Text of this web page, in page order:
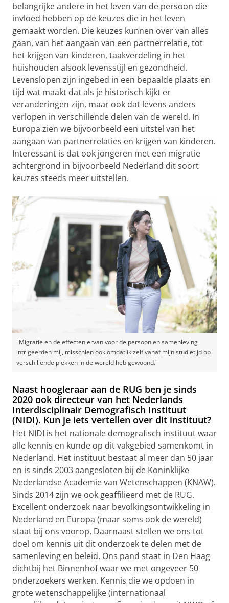
belangrijke andere in het leven van de persoon die
invloed hebben op de keuzes die in het leven
gemaakt worden. Die keuzes kunnen over van alles
gaan, van het aangaan van een partnerrelatie, tot
het krijgen van kinderen, taakverdeling in het
huishouden alsook levensstijl en gezondheid.
Levenslopen zijn ingebed in een bepaalde plaats en
tijd wat maakt dat als je historisch kijkt er
veranderingen zijn, maar ook dat levens anders
verlopen in verschillende delen van de wereld. In
Europa zien we bijvoorbeeld een uitstel van het
aangaan van partnerrelaties en krijgen van kinderen.
Interessant is dat ook jongeren met een migratie
achtergrond in bijvoorbeeld Nederland dit soort
keuzes steeds meer uitstellen.
"Migratie en de effecten ervan voor de persoon en samenleving
intrigeerden mij, misschien ook omdat ik zelf vanaf mijn studietijd op
verschillende plekken in de wereld heb gewoond."
Naast hoogleraar aan de RUG ben je sinds
2020 ook directeur van het Nederlands
Interdisciplinair Demografisch Instituut
(NIDI). Kun je iets vertellen over dit instituut?
Het NIDI is het nationale demografisch instituut waar
alle kennis en kunde op dit vakgebied samenkomt in
Nederland. Het instituut bestaat al meer dan 50 jaar
en is sinds 2003 aangesloten bij de Koninklijke
Nederlandse Academie van Wetenschappen (KNAW).
Sinds 2014 zijn we ook geaffilieerd met de RUG.
Excellent onderzoek naar bevolkingsontwikkeling in
Nederland en Europa (maar soms ook de wereld)
staat bij ons voorop. Daarnaast stellen we ons tot
doel om kennis uit dit onderzoek te delen met de
samenleving en beleid. Ons pand staat in Den Haag
dichtbij het Binnenhof waar we met ongeveer 50
onderzoekers werken. Kennis die we opdoen in
grote wetenschappelijke (internationaal